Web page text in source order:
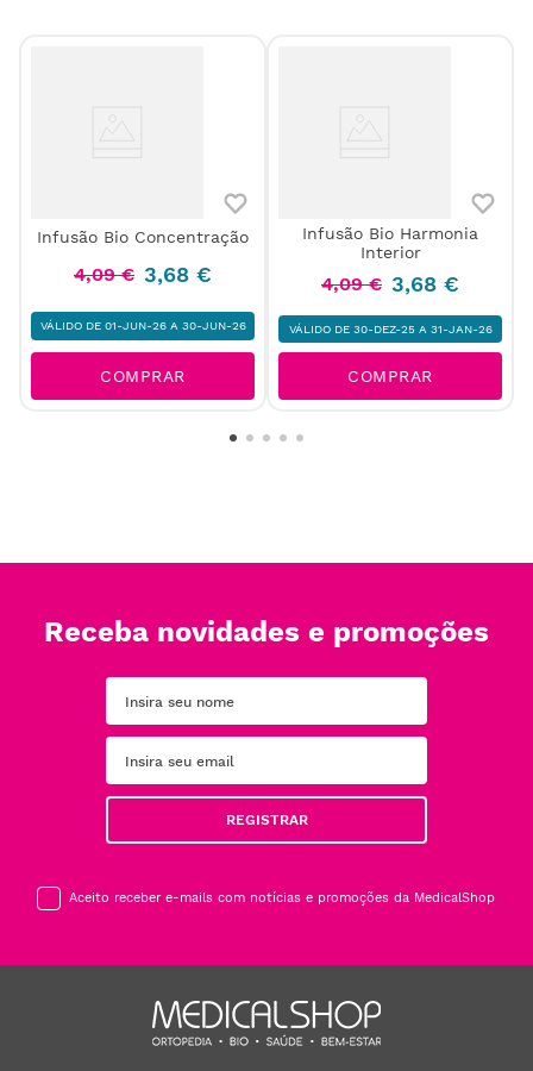
Infusão Bio Concentração
4,09 € 3,68 €
VÁLIDO DE 01-JUN-26 A 30-JUN-26
COMPRAR
Infusão Bio Harmonia
Interior
4,09 € 3,68 €
VÁLIDO DE 30-DEZ-25 A 31-JAN-26
COMPRAR
Receba novidades e promoções
REGISTRAR
Aceito receber e-mails com notícias e promoções da MedicalShop